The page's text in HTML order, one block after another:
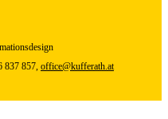
837 857, office@kufferath.at